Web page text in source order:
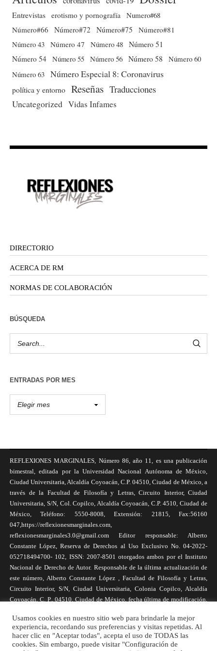
Entrevistas erotismo y pornografía
Numero#68
Número#66
Número#72 Número#75
Número#81
Número 43 Número 47 Número 48 Número 51
Número 54 Número 55 Número 56 Número 58
Número 60
Número 63 Número Especial 8: Coronavirus
política y entorno Reseñas Traducciones
Uncategorized Vidas Infames
DIRECTORIO
ACERCA DE RM
NORMAS DE COLABORACIÓN
BÚSQUEDA
ENTRADAS POR MES
REFLEXIONES MARGINALES, Número 86, año 11, es una publicación
bimestral, editada por la Universidad Nacional Autónoma de México,
Ciudad Universitaria, Alcaldía Coyoacán, C.P. 04510, Ciudad de México, a
través de la Facultad de Filosofía y Letras, Circuito Interior, Ciudad
Universitaria, S/N, Col. Copilco, Alcaldía Coyoacán, C.P. 4510, Ciudad de
México, Teléfono: 5550-8008, Extensión: 21815, Fax:56160
047,https://reflexionesmarginales.com,
reflexionesmarginales3.0@gmail.com Editor responsable: Alberto
Constante López, Reserva de Derechos al Uso Exclusivo No. 04-2022-
052718494700- 102, ISSN: 2007-8501 otorgados ambos por el Instituto
Nacional de Derecho de Autor. Responsable de la última actualización de
este número, Alberto Constante López , Facultad de Filosofía y Letras,
Circuito Interior, S/N, Ciudad Universitaria, Colonia Copilco, Alcaldía
Coyoacán, C. P., 04510, Ciudad de México, fecha última de modificación,
necesariamente reflejan la postura de la revista, ni de Universidad Nacional
Autónoma de México. Los autores son responsables de los contenidos de
sus artículos. Se autoriza la reproducción total o parcial de los textos aquí
Usamos cookies en nuestro sitio web para brindarle la mejor
experiencia, recordando sus preferencias y visitas repetidas. Al
hacer clic en "Aceptar todas", acepta el uso de TODAS las
cookies. Sin embargo, puede visitar "Configuración de